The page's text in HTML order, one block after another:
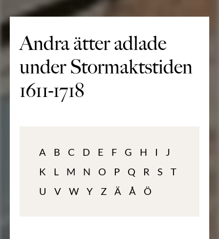
Andra ätter adlade
under Stormaktstiden
1611-1718
A B C D E F G H I
J
K
L M N O P Q R S
T
U
V W Y Z Ä Å Ö